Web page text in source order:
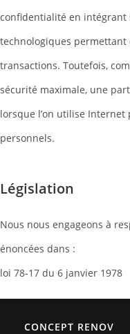
confidentialité en intégrant
technologiques permettant
transactions. Toutefois,
sécurité maximale, une
lorsque l’on utilise
personnels.
Législation
Nous nous engageons à
énoncées dans :
loi 78-17 du 6 janvier 1978
CONCEPT RENOV